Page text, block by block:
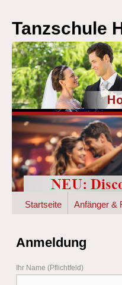
Tanzschule
Startseite Anfänger &
Anmeldung
Ihr Name (Pflichtfeld)